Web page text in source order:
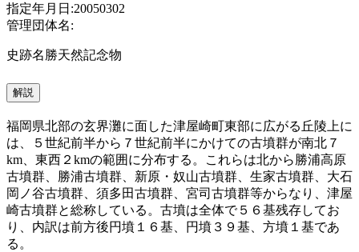
指定年月日:20050302
管理団体名:
史跡名勝天然記念物
解説
福岡県北部の玄界灘に面した津屋崎町東部に広がる丘陵上に
は、５世紀前半から７世紀前半にかけての古墳群が南北７
km、東西２kmの範囲に分布する。これらは北から勝浦高原
古墳群、勝浦古墳群、新原・奴山古墳群、生家古墳群、大石
岡ノ谷古墳群、須多田古墳群、宮司古墳群等からなり、津屋
崎古墳群と総称している。古墳は全体で５６基残存してお
り、内訳は前方後円墳１６基、円墳３９基、方墳１基であ
る。